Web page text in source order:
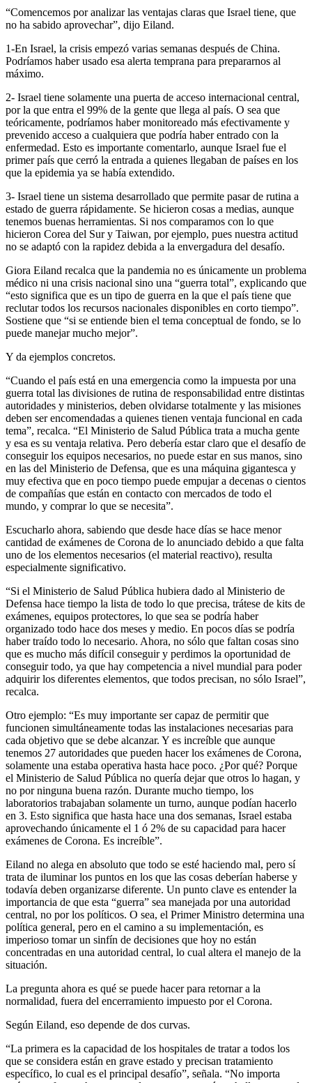
“Comencemos por analizar las ventajas claras que Israel tiene, que
no ha sabido aprovechar”, dijo Eiland.
1-En Israel, la crisis empezó varias semanas después de China.
Podríamos haber usado esa alerta temprana para prepararnos al
máximo.
2- Israel tiene solamente una puerta de acceso internacional central,
por la que entra el 99% de la gente que llega al país. O sea que
teóricamente, podríamos haber monitoreado más efectivamente y
prevenido acceso a cualquiera que podría haber entrado con la
enfermedad. Esto es importante comentarlo, aunque Israel fue el
primer país que cerró la entrada a quienes llegaban de países en los
que la epidemia ya se había extendido.
3- Israel tiene un sistema desarrollado que permite pasar de rutina a
estado de guerra rápidamente. Se hicieron cosas a medias, aunque
tenemos buenas herramientas. Si nos comparamos con lo que
hicieron Corea del Sur y Taiwan, por ejemplo, pues nuestra actitud
no se adaptó con la rapidez debida a la envergadura del desafío.
Giora Eiland recalca que la pandemia no es únicamente un problema
médico ni una crisis nacional sino una “guerra total”, explicando que
“esto significa que es un tipo de guerra en la que el país tiene que
reclutar todos los recursos nacionales disponibles en corto tiempo”.
Sostiene que “si se entiende bien el tema conceptual de fondo, se lo
puede manejar mucho mejor”.
Y da ejemplos concretos.
“Cuando el país está en una emergencia como la impuesta por una
guerra total las divisiones de rutina de responsabilidad entre distintas
autoridades y ministerios, deben olvidarse totalmente y las misiones
deben ser encomendadas a quienes tienen ventaja funcional en cada
tema”, recalca. “El Ministerio de Salud Pública trata a mucha gente
y esa es su ventaja relativa. Pero debería estar claro que el desafío de
conseguir los equipos necesarios, no puede estar en sus manos, sino
en las del Ministerio de Defensa, que es una máquina gigantesca y
muy efectiva que en poco tiempo puede empujar a decenas o cientos
de compañías que están en contacto con mercados de todo el
mundo, y comprar lo que se necesita”.
Escucharlo ahora, sabiendo que desde hace días se hace menor
cantidad de exámenes de Corona de lo anunciado debido a que falta
uno de los elementos necesarios (el material reactivo), resulta
especialmente significativo.
“Si el Ministerio de Salud Pública hubiera dado al Ministerio de
Defensa hace tiempo la lista de todo lo que precisa, trátese de kits de
exámenes, equipos protectores, lo que sea se podría haber
organizado todo hace dos meses y medio. En pocos días se podría
haber traído todo lo necesario. Ahora, no sólo que faltan cosas sino
que es mucho más difícil conseguir y perdimos la oportunidad de
conseguir todo, ya que hay competencia a nivel mundial para poder
adquirir los diferentes elementos, que todos precisan, no sólo Israel”,
recalca.
Otro ejemplo: “Es muy importante ser capaz de permitir que
funcionen simultáneamente todas las instalaciones necesarias para
cada objetivo que se debe alcanzar. Y es increíble que aunque
tenemos 27 autoridades que pueden hacer los exámenes de Corona,
solamente una estaba operativa hasta hace poco. ¿Por qué? Porque
el Ministerio de Salud Pública no quería dejar que otros lo hagan, y
no por ninguna buena razón. Durante mucho tiempo, los
laboratorios trabajaban solamente un turno, aunque podían hacerlo
en 3. Esto significa que hasta hace una dos semanas, Israel estaba
aprovechando únicamente el 1 ó 2% de su capacidad para hacer
exámenes de Corona. Es increíble”.
Eiland no alega en absoluto que todo se esté haciendo mal, pero sí
trata de iluminar los puntos en los que las cosas deberían haberse y
todavía deben organizarse diferente. Un punto clave es entender la
importancia de que esta “guerra” sea manejada por una autoridad
central, no por los políticos. O sea, el Primer Ministro determina una
política general, pero en el camino a su implementación, es
imperioso tomar un sinfín de decisiones que hoy no están
concentradas en una autoridad central, lo cual altera el manejo de la
situación.
La pregunta ahora es qué se puede hacer para retornar a la
normalidad, fuera del encerramiento impuesto por el Corona.
Según Eiland, eso depende de dos curvas.
“La primera es la capacidad de los hospitales de tratar a todos los
que se considera están en grave estado y precisan tratamiento
específico, lo cual es el principal desafío”, señala. “No importa